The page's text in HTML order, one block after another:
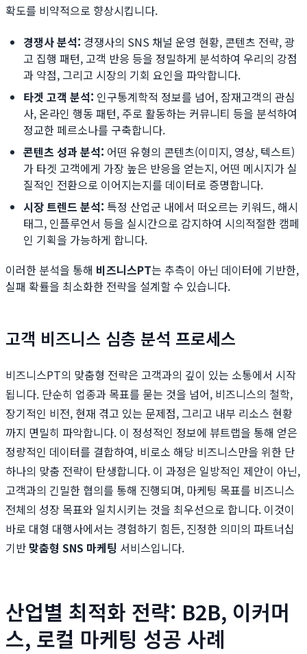
확도를 비약적으로 향상시킵니다.
경쟁사 분석: 경쟁사의 SNS 채널 운영 현황, 콘텐츠 전략, 광
고 집행 패턴, 고객 반응 등을 정밀하게 분석하여 우리의 강점
과 약점, 그리고 시장의 기회 요인을 파악합니다.
타겟 고객 분석: 인구통계학적 정보를 넘어, 잠재고객의 관심
사, 온라인 행동 패턴, 주로 활동하는 커뮤니티 등을 분석하여
정교한 페르소나를 구축합니다.
콘텐츠 성과 분석: 어떤 유형의 콘텐츠(이미지, 영상, 텍스트)
가 타겟 고객에게 가장 높은 반응을 얻는지, 어떤 메시지가 실
질적인 전환으로 이어지는지를 데이터로 증명합니다.
시장 트렌드 분석: 특정 산업군 내에서 떠오르는 키워드, 해시
태그, 인플루언서 등을 실시간으로 감지하여 시의적절한 캠페
인 기획을 가능하게 합니다.
이러한 분석을 통해 비즈니스PT는 추측이 아닌 데이터에 기반한,
실패 확률을 최소화한 전략을 설계할 수 있습니다.
고객 비즈니스 심층 분석 프로세스
비즈니스PT의 맞춤형 전략은 고객과의 깊이 있는 소통에서 시작
됩니다. 단순히 업종과 목표를 묻는 것을 넘어, 비즈니스의 철학,
장기적인 비전, 현재 겪고 있는 문제점, 그리고 내부 리소스 현황
까지 면밀히 파악합니다. 이 정성적인 정보에 뷰트랩을 통해 얻은
정량적인 데이터를 결합하여, 비로소 해당 비즈니스만을 위한 단
하나의 맞춤 전략이 탄생합니다. 이 과정은 일방적인 제안이 아닌,
고객과의 긴밀한 협의를 통해 진행되며, 마케팅 목표를 비즈니스
전체의 성장 목표와 일치시키는 것을 최우선으로 합니다. 이것이
바로 대형 대행사에서는 경험하기 힘든, 진정한 의미의 파트너십
기반 맞춤형 SNS 마케팅 서비스입니다.
산업별 최적화 전략: B2B, 이커머
스, 로컬 마케팅 성공 사례